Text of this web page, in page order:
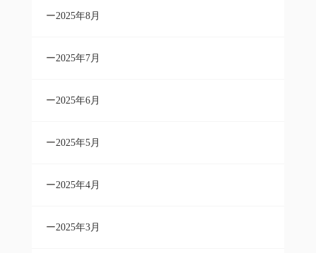
2025年8月
2025年7月
2025年6月
2025年5月
2025年4月
2025年3月